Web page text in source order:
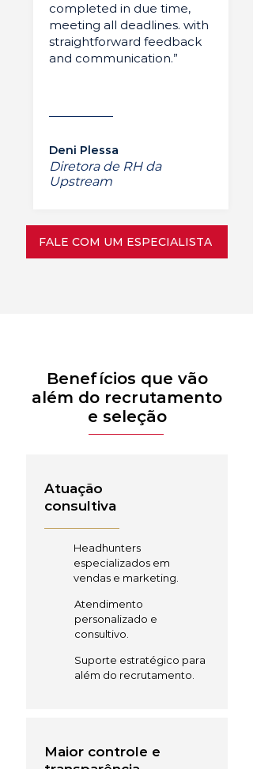
completed in due time,
meeting all deadlines. with
straightforward feedback
and communication.”
Deni Plessa
Diretora de RH da
Upstream
FALE COM UM ESPECIALISTA
Benefícios que vão
além do recrutamento
e seleção
Atuação
consultiva
Headhunters
especializados em
vendas e marketing.
Atendimento
personalizado e
consultivo.
Suporte estratégico para
além do recrutamento.
Maior controle e